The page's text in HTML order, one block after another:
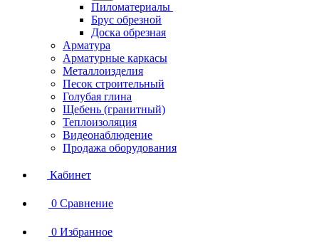
Пиломатериалы
Брус обрезной
Доска обрезная
Арматура
Арматурные каркасы
Металлоизделия
Песок строительный
Голубая глина
Щебень (гранитный)
Теплоизоляция
Видеонаблюдение
Продажа оборудования
Кабинет
0 Сравнение
0 Избранное